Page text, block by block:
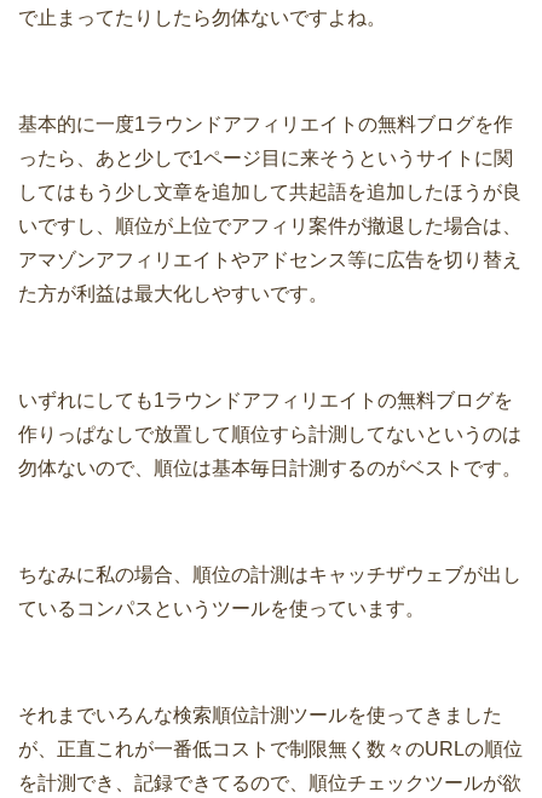
で止まってたりしたら勿体ないですよね。
基本的に一度1ラウンドアフィリエイトの無料ブログを作
ったら、あと少しで1ページ目に来そうというサイトに関
してはもう少し文章を追加して共起語を追加したほうが良
いですし、順位が上位でアフィリ案件が撤退した場合は、
アマゾンアフィリエイトやアドセンス等に広告を切り替え
た方が利益は最大化しやすいです。
いずれにしても1ラウンドアフィリエイトの無料ブログを
作りっぱなしで放置して順位すら計測してないというのは
勿体ないので、順位は基本毎日計測するのがベストです。
ちなみに私の場合、順位の計測はキャッチザウェブが出し
ているコンパスというツールを使っています。
それまでいろんな検索順位計測ツールを使ってきました
が、正直これが一番低コストで制限無く数々のURLの順位
を計測でき、記録できてるので、順位チェックツールが欲